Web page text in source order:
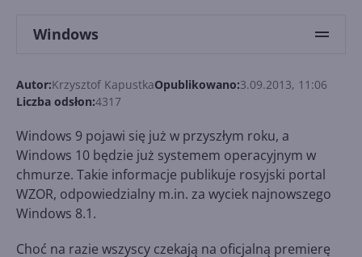
Windows
Autor:Krzysztof KapustkaOpublikowano:3.09.2013, 11:06
Liczba odsłon:4317
Windows 9 pojawi się już w przyszłym roku, a
Windows 10 będzie już systemem operacyjnym w
chmurze. Takie informacje publikuje rosyjski portal
WZOR, odpowiedzialny m.in. za wyciek najnowszego
Windows 8.1.
Choć na razie wszyscy czekają na oficjalną premierę